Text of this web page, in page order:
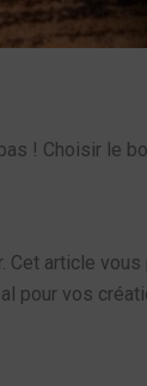
! Choisir le
Cet article
pour vos